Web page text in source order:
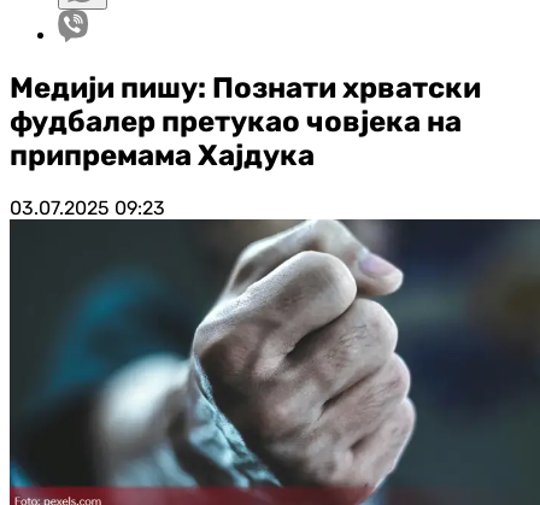
Медији пишу: Познати хрватски
фудбалер претукао човјека на
припремама Хајдука
03.07.2025 09:23